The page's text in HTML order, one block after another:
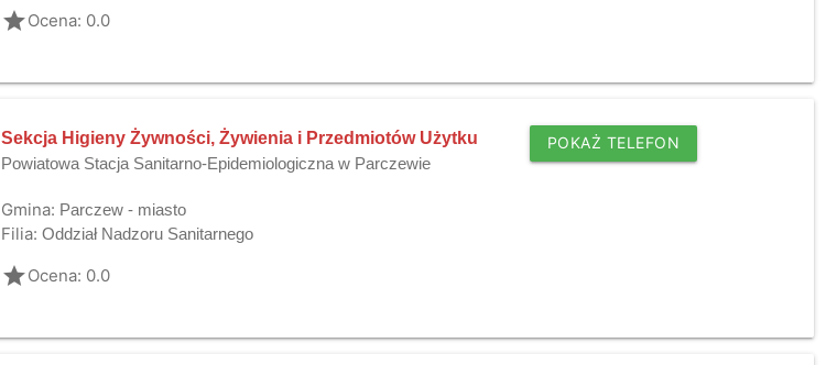
gradeOcena: 0.0
Sekcja Higieny Żywności, Żywienia i Przedmiotów Użytku
Powiatowa Stacja Sanitarno-Epidemiologiczna w Parczewie
POKAŻ TELEFON
Gmina: Parczew - miasto
Filia: Oddział Nadzoru Sanitarnego
gradeOcena: 0.0